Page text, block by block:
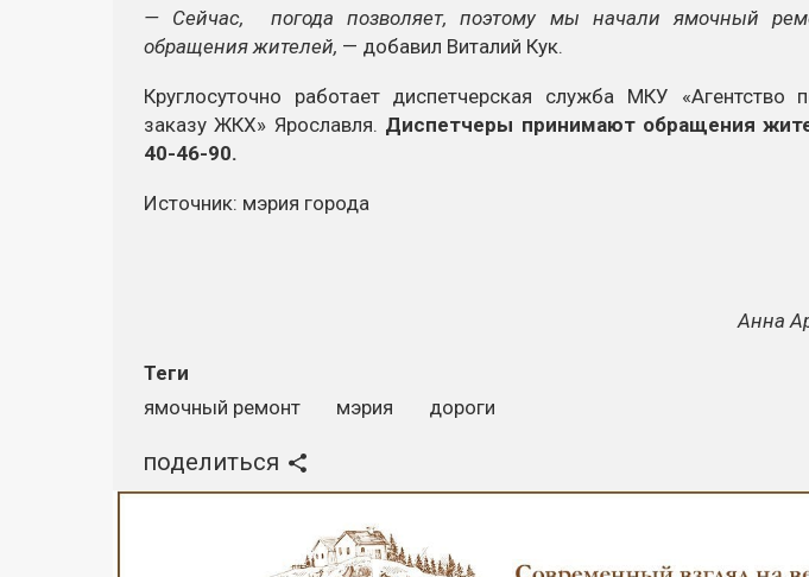
— Сейчас, погода позволяет, поэтому мы начали ямочный
обращения жителей, — добавил Виталий Кук.
Круглосуточно работает диспетчерская служба МКУ «Агентство
заказу ЖКХ» Ярославля. Диспетчеры принимают обращения
40-46-90.
Источник: мэрия города
Анна
Теги
ямочный ремонт
мэрия дороги
поделиться